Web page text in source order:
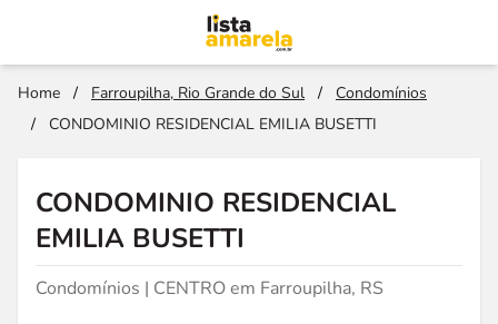
Home / Farroupilha, Rio Grande do Sul /
Condomínios
/
CONDOMINIO RESIDENCIAL EMILIA BUSETTI
CONDOMINIO RESIDENCIAL
EMILIA BUSETTI
Condomínios | CENTRO em Farroupilha, RS